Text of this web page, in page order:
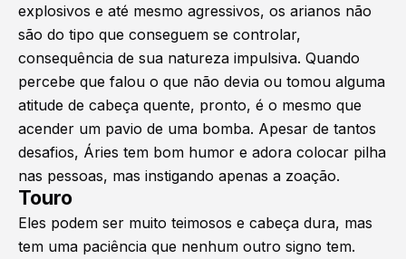
explosivos e até mesmo agressivos, os arianos não
são do tipo que conseguem se controlar,
consequência de sua natureza impulsiva. Quando
percebe que falou o que não devia ou tomou alguma
atitude de cabeça quente, pronto, é o mesmo que
acender um pavio de uma bomba. Apesar de tantos
desafios, Áries tem bom humor e adora colocar pilha
nas pessoas, mas instigando apenas a zoação.
Touro
Eles podem ser muito teimosos e cabeça dura, mas
tem uma paciência que nenhum outro signo tem.